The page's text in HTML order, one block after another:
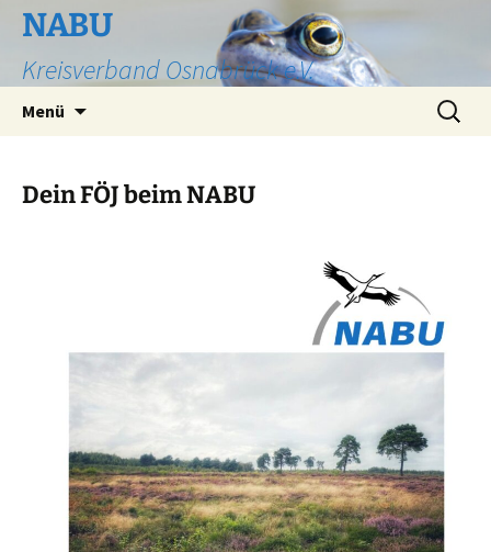
Zum
Inhalt
springen
NABU
Kreisverband Osnabrück e.V.
Menü
Suchen
nach:
Dein FÖJ beim NABU